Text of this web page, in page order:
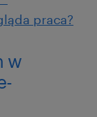
praca?
w